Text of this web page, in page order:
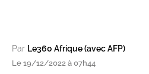
Par Le360 Afrique (avec AFP)
Le 19/12/2022 à 07h44